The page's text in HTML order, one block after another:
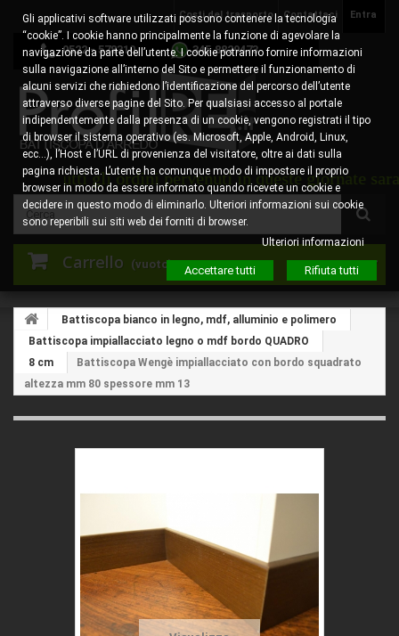
Entra
Contattaci
Costi del trasporto
0522 - 578310 345.8829473
Carrello (vuoto)
Tutti gli ordini pervenuti in queste giornate
Battiscopa bianco in legno, mdf, alluminio e polimero
Battiscopa impiallacciato legno o mdf bordo QUADRO
8 cm
Battiscopa Wengè impiallacciato con bordo squadrato
altezza mm 80 spessore mm 13
Gli applicativi software utilizzati possono contenere la tecnologia
“cookie”. I cookie hanno principalmente la funzione di agevolare la
navigazione da parte dell’utente. I cookie potranno fornire informazioni
sulla navigazione all’interno del Sito e permettere il funzionamento di
alcuni servizi che richiedono l’identificazione del percorso dell’utente
attraverso diverse pagine del Sito. Per qualsiasi accesso al portale
indipendentemente dalla presenza di un cookie, vengono registrati il tipo
di browser il sistema operativo (es. Microsoft, Apple, Android, Linux,
ecc…), l’Host e l’URL di provenienza del visitatore, oltre ai dati sulla
pagina richiesta. L’utente ha comunque modo di impostare il proprio
browser in modo da essere informato quando ricevete un cookie e
decidere in questo modo di eliminarlo. Ulteriori informazioni sui cookie
sono reperibili sui siti web dei forniti di browser.
Ulteriori informazioni
Accettare tutti Rifiuta tutti